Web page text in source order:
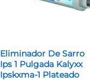
Eliminador De Sarro
Ips 1 Pulgada Kalyxx
Ipskxma-1 Plateado